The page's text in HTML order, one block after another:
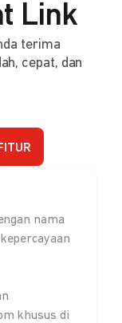
Link
terima
cepat, dan
nama
khusus di